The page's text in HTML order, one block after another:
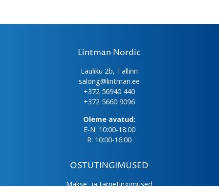
Lintman Nordic
Lauliku 2b, Tallinn
salong@lintman.ee
+372 56940 440
+372 5660 9096
Oleme avatud:
E-N: 10:00-18:00
R: 10:00-16:00
OSTUTINGIMUSED
Makse- ja tarnetingimused